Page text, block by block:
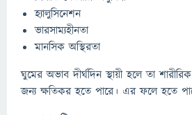
হ্যালুসিনেশন
ভারসাম্যহীনতা
মানসিক অস্থিরতা
ঘুমের অভাব দীর্ঘদিন স্থায়ী হলে তা
জন্য ক্ষতিকর হতে পারে। এর ফলে হতে